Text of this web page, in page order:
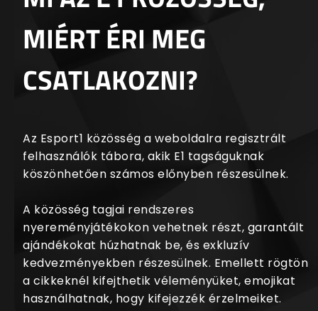
MIÉRT ÉRI MEG
CSATLAKOZNI?
Az Esport1 közösség a weboldalra regisztrált
felhasználók tábora, akik E1 tagságuknak
köszönhetően számos előnyben részesülnek.
A közösség tagjai rendszeres
nyereményjátékokon vehetnek részt, garantált
ajándékokat húzhatnak be, és exkluzív
kedvezményekben részesülnek. Emellett rögtön
a cikkeknél kifejthetik véleményüket, emojikat
használhatnak, hogy kifejezzék érzelmeiket.